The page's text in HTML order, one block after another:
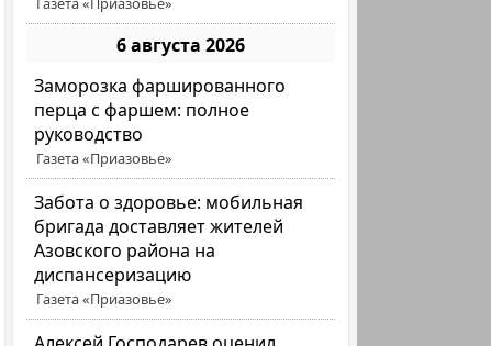
6 августа 2026
Заморозка фаршированного
перца с фаршем: полное
руководство
Газета «Приазовье»
Забота о здоровье: мобильная
бригада доставляет жителей
Азовского района на
диспансеризацию
Газета «Приазовье»